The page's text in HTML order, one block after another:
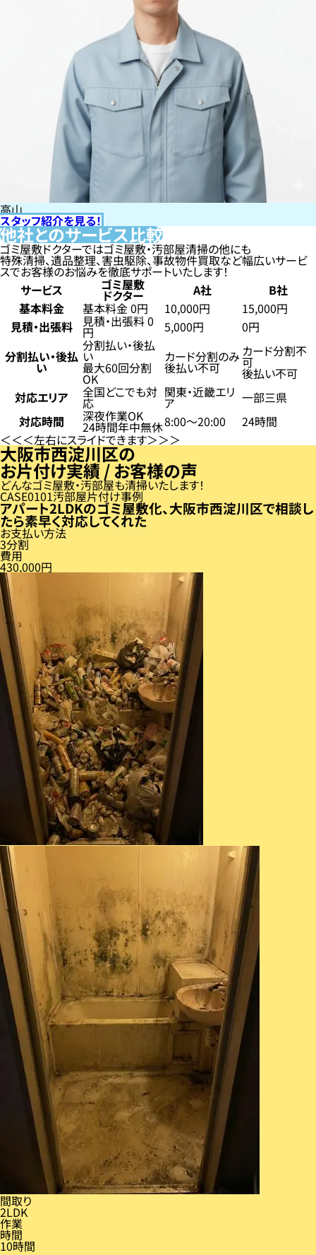
高山
スタッフ紹介を見る！
他社とのサービス比較
ゴミ屋敷ドクターではゴミ屋敷・汚部屋清掃の他にも
特殊清掃、遺品整理、害虫駆除、事故物件買取など幅広いサービ
スでお客様のお悩みを徹底サポートいたします！
サービス
ゴミ屋敷
ドクター A社
B社
基本料金
基本料金 0円 10,000円
15,000円
見積・出張料
見積・出張料 0
円 5,000円
0円
分割払い・後払
い
分割払い・後払
い
最大60回分割
OK
カード分割のみ
後払い不可
カード分割不
可
後払い不可
対応エリア
全国どこでも対
応
関東・近畿エリ
ア
一部三県
対応時間
深夜作業OK
24時間年中無休8:00〜20:00
24時間
左右にスライドできます
大阪市西淀川区の
お片付け実績 / お客様の声
どんなゴミ屋敷・汚部屋も清掃いたします！
CASE 01汚部屋片付け事例
アパート2LDKのゴミ屋敷化、大阪市西淀川区で相談し
たら素早く対応してくれた
お支払い方法
3分割
費用
430,000円
間取り
2LDK
作業
時間
10時間